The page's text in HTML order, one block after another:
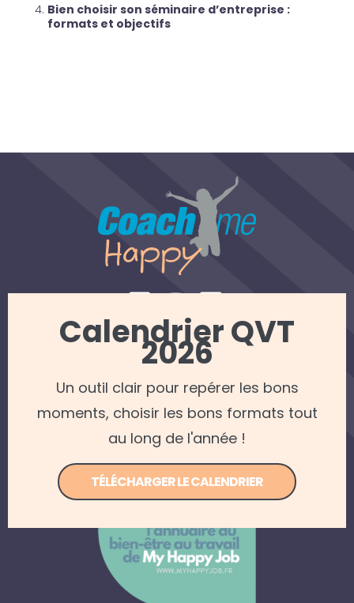
Bien choisir son séminaire d’entreprise :
formats et objectifs
Calendrier QVT
2026
Un outil clair pour repérer les bons
moments, choisir les bons formats tout
au long de l'année !
TÉLÉCHARGER LE CALENDRIER
REJOINDRE NOTRE NEWSLETTER
Mentions légales — Politique de confidentialité
© 2022 Coach me Happy — Tous droits réservés —
Apollo Studio - Agence web Caen